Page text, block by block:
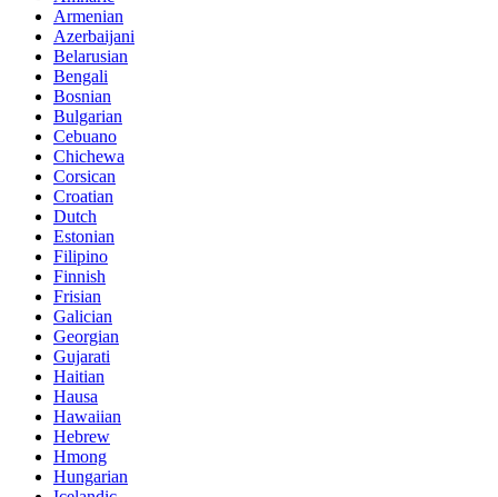
Armenian
Azerbaijani
Belarusian
Bengali
Bosnian
Bulgarian
Cebuano
Chichewa
Corsican
Croatian
Dutch
Estonian
Filipino
Finnish
Frisian
Galician
Georgian
Gujarati
Haitian
Hausa
Hawaiian
Hebrew
Hmong
Hungarian